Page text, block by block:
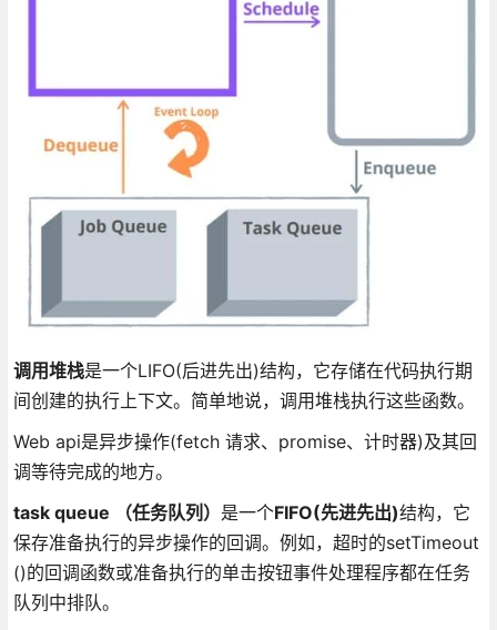
调用堆栈是一个LIFO(后进先出)结构，它存储在代码执行期
间创建的执行上下文。简单地说，调用堆栈执行这些函数。
Web api是异步操作(fetch 请求、promise、计时器)及其回
调等待完成的地方。
task queue （任务队列） 是一个FIFO(先进先出)结构，它
保存准备执行的异步操作的回调。例如，超时的setTimeout
()的回调函数或准备执行的单击按钮事件处理程序都在任务
队列中排队。